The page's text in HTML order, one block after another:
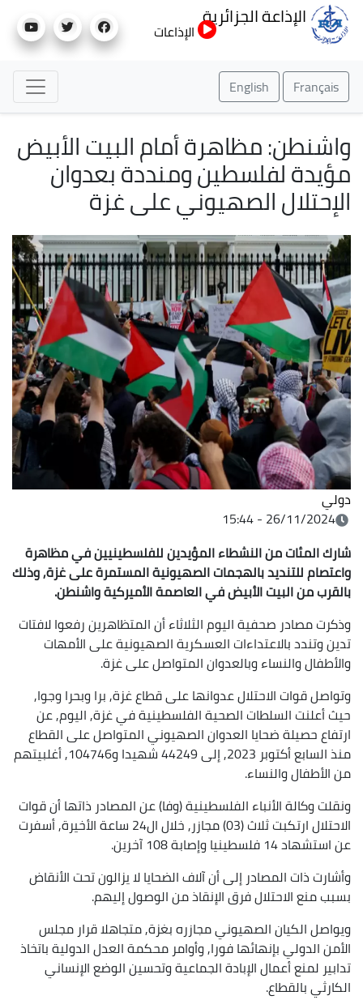
إلى
الإذاعة الجزائرية
الإذاعات
Français
English
واشنطن: مظاهرة أمام البيت الأبيض
مؤيدة لفلسطين ومنددة بعدوان
الإحتلال الصهيوني على غزة
دولي
26/11/2024 - 15:44
شارك المئات من النشطاء المؤيدين للفلسطينيين في مظاهرة
واعتصام للتنديد بالهجمات الصهيونية المستمرة على غزة, وذلك
بالقرب من البيت الأبيض في العاصمة الأميركية واشنطن.
وذكرت مصادر صحفية اليوم الثلاثاء أن المتظاهرين رفعوا لافتات
تدين وتندد بالاعتداءات العسكرية الصهيونية على الأمهات
والأطفال والنساء وبالعدوان المتواصل على غزة.
وتواصل قوات الاحتلال عدوانها على قطاع غزة, برا وبحرا وجوا,
حيث أعلنت السلطات الصحية الفلسطينية في غزة, اليوم, عن
ارتفاع حصيلة ضحايا العدوان الصهيوني المتواصل على القطاع
منذ السابع أكتوبر 2023, إلى 44249 شهيدا و104746, أغلبيتهم
من الأطفال والنساء.
ونقلت وكالة الأنباء الفلسطينية (وفا) عن المصادر ذاتها أن قوات
الاحتلال ارتكبت ثلاث (03) مجازر, خلال ال24 ساعة الأخيرة, أسفرت
عن استشهاد 14 فلسطينيا وإصابة 108 آخرين.
وأشارت ذات المصادر إلى أن آلاف الضحايا لا يزالون تحت الأنقاض
بسبب منع الاحتلال فرق الإنقاذ من الوصول إليهم.
ويواصل الكيان الصهيوني مجازره بغزة, متجاهلا قرار مجلس
الأمن الدولي بإنهائها فورا, وأوامر محكمة العدل الدولية باتخاذ
تدابير لمنع أعمال الإبادة الجماعية وتحسين الوضع الإنساني
الكارثي بالقطاع.